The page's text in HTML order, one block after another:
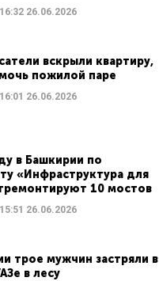
16:32 26.06.2026
вскрыли квартиру,
пожилой паре
16:01 26.06.2026
в Башкирии по
«Инфраструктура для
10 мостов
15:51 26.06.2026
трое мужчин застряли в
в лесу